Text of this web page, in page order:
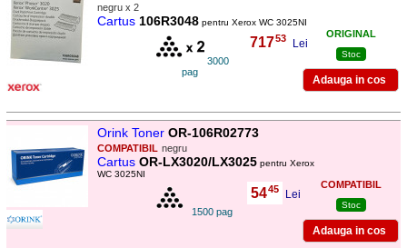
negru x 2
Cartus 106R3048 pentru Xerox WC 3025NI
3000
pag
ORIGINAL
Stoc
71753 Lei
Orink Toner OR-106R02773
COMPATIBIL negru
Cartus OR-LX3020/LX3025 pentru Xerox
WC 3025NI
1500 pag
COMPATIBIL
Stoc
5445 Lei